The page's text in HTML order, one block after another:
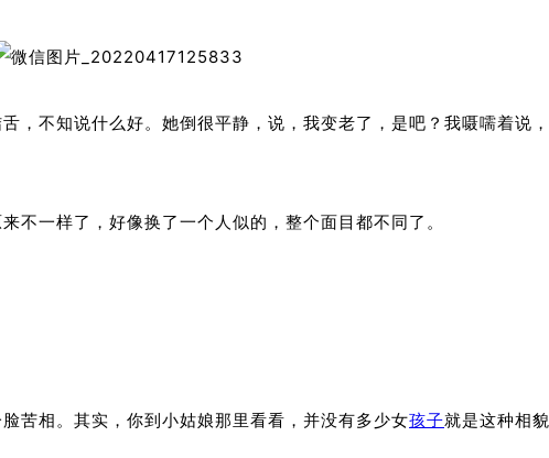
，不知说什么好。她倒很平静，说，我变老了，是吧？我嗫嚅着说
不一样了，好像换了一个人似的，整个面目都不同了。
苦相。其实，你到小姑娘那里看看，并没有多少女孩子就是这种相